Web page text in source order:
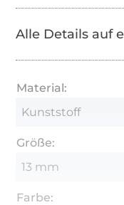
Alle Details auf
Material:
Kunststoff
Größe:
13 mm
Farbe: